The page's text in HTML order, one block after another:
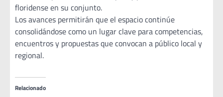
floridense en su conjunto.
Los avances permitirán que el espacio continúe
consolidándose como un lugar clave para competencias,
encuentros y propuestas que convocan a público local y
regional.
Relacionado